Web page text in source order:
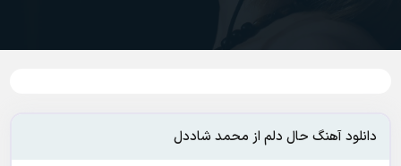
دانلود آهنگ حال دلم از محمد شاددل